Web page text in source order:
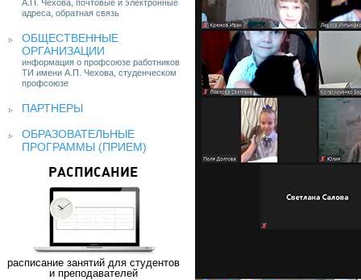
А.П. Чехова, почтовые и электронные
адреса, обратная связь
ОБЩЕСТВЕННЫЕ
ОРГАНИЗАЦИИ
информация о профсоюзе работников
ТИ имени А.П. Чехова, студенческом
профсоюзе
ПАРТНЕРЫ
ОБРАЗОВАТЕЛЬНЫЕ
ПРОГРАММЫ (ПРИЕМ)
РАСПИСАНИЕ
расписание занятий для студентов
и преподавателей